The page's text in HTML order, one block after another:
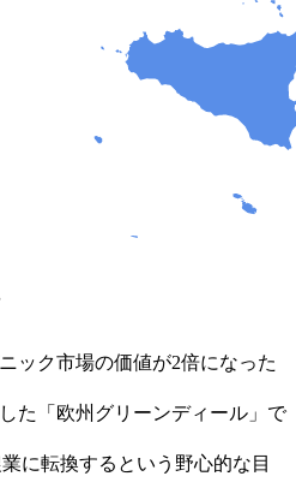
ック市場の価値が2倍になった
た「欧州グリーンディール」で
に転換するという野心的な目